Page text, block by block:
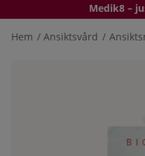
Medik8 –
Hem Ansiktsvård